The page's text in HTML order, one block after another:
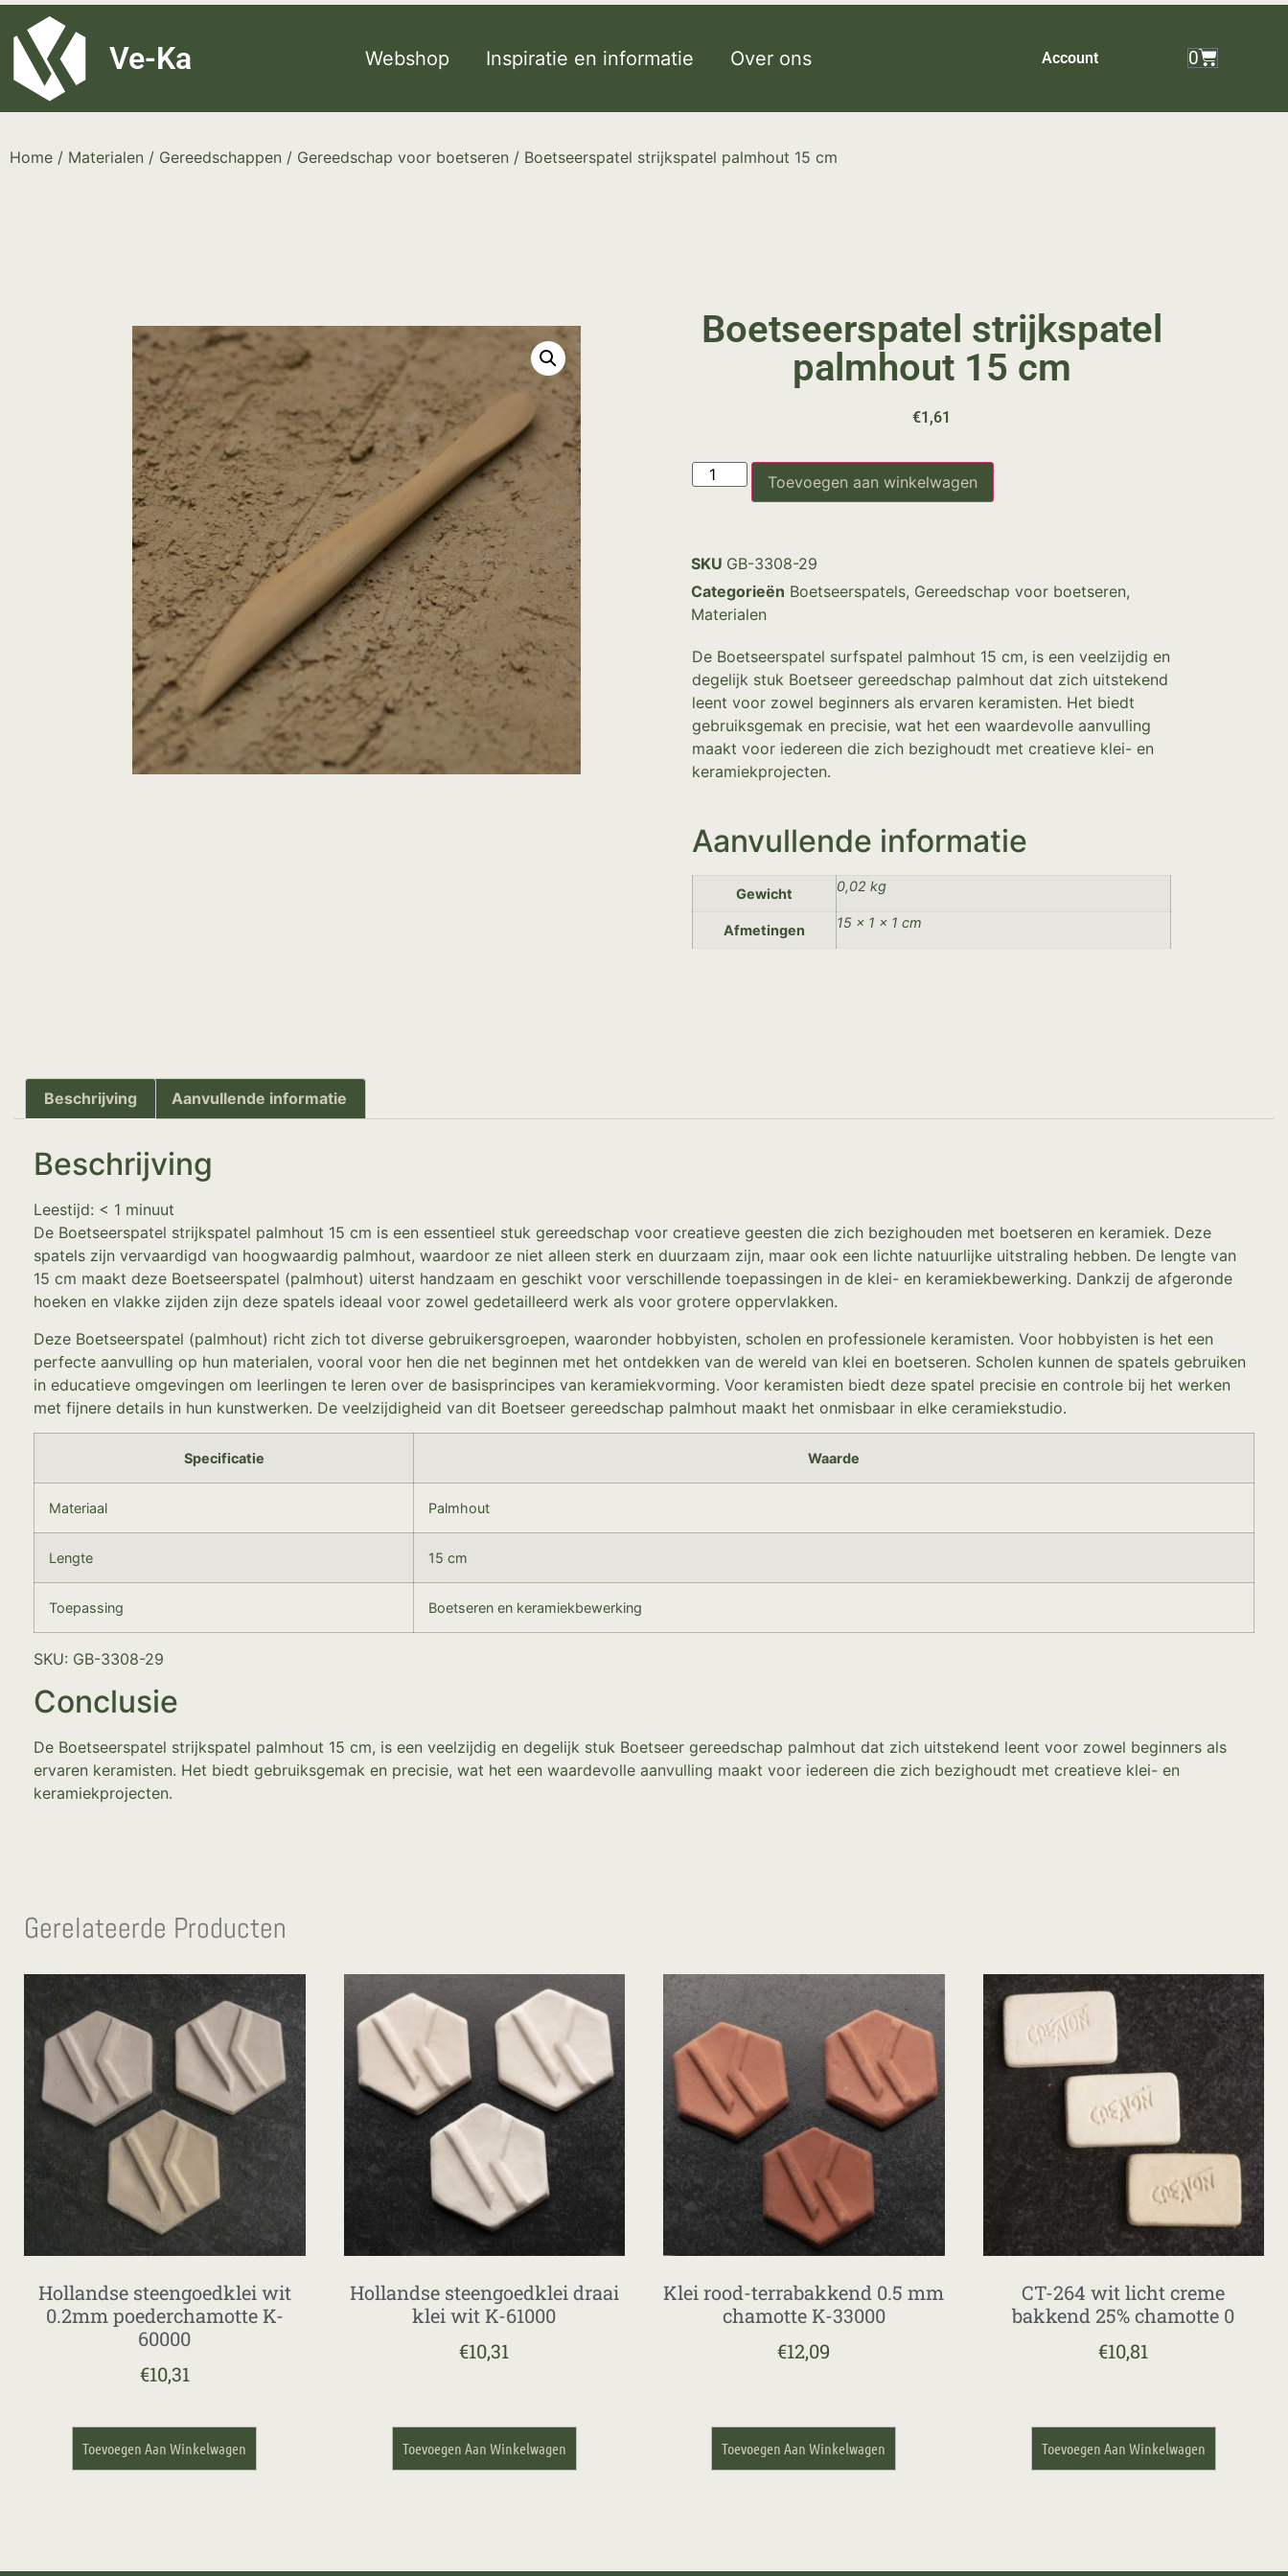
G-8P7N3X5BJ9
Ve-Ka Webshop Inspiratie en informatie Over ons Account 0
Home / Materialen / Gereedschappen / Gereedschap voor boetseren / Boetseerspatel strijkspatel palmhout 15 cm
Boetseerspatel strijkspatel
palmhout 15 cm
€1,61
Toevoegen aan winkelwagen
SKU GB-3308-29
Categorieën Boetseerspatels, Gereedschap voor boetseren,
Materialen
De Boetseerspatel surfspatel palmhout 15 cm, is een veelzijdig en
degelijk stuk Boetseer gereedschap palmhout dat zich uitstekend
leent voor zowel beginners als ervaren keramisten. Het biedt
gebruiksgemak en precisie, wat het een waardevolle aanvulling
maakt voor iedereen die zich bezighoudt met creatieve klei- en
keramiekprojecten.
Aanvullende informatie
Gewicht 0,02 kg
Afmetingen 15 × 1 × 1 cm
Beschrijving Aanvullende informatie
Beschrijving
Leestijd: < 1 minuut
De Boetseerspatel strijkspatel palmhout 15 cm is een essentieel stuk gereedschap voor creatieve geesten die zich bezighouden met boetseren en keramiek. Deze
spatels zijn vervaardigd van hoogwaardig palmhout, waardoor ze niet alleen sterk en duurzaam zijn, maar ook een lichte natuurlijke uitstraling hebben. De lengte van
15 cm maakt deze Boetseerspatel (palmhout) uiterst handzaam en geschikt voor verschillende toepassingen in de klei- en keramiekbewerking. Dankzij de afgeronde
hoeken en vlakke zijden zijn deze spatels ideaal voor zowel gedetailleerd werk als voor grotere oppervlakken.
Deze Boetseerspatel (palmhout) richt zich tot diverse gebruikersgroepen, waaronder hobbyisten, scholen en professionele keramisten. Voor hobbyisten is het een
perfecte aanvulling op hun materialen, vooral voor hen die net beginnen met het ontdekken van de wereld van klei en boetseren. Scholen kunnen de spatels gebruiken
in educatieve omgevingen om leerlingen te leren over de basisprincipes van keramiekvorming. Voor keramisten biedt deze spatel precisie en controle bij het werken
met fijnere details in hun kunstwerken. De veelzijdigheid van dit Boetseer gereedschap palmhout maakt het onmisbaar in elke ceramiekstudio.
Specificatie Waarde
Materiaal Palmhout
Lengte 15 cm
Toepassing Boetseren en keramiekbewerking
SKU: GB-3308-29
Conclusie
De Boetseerspatel strijkspatel palmhout 15 cm, is een veelzijdig en degelijk stuk Boetseer gereedschap palmhout dat zich uitstekend leent voor zowel beginners als
ervaren keramisten. Het biedt gebruiksgemak en precisie, wat het een waardevolle aanvulling maakt voor iedereen die zich bezighoudt met creatieve klei- en
keramiekprojecten.
Gerelateerde Producten
Hollandse steengoedklei wit
0.2mm poederchamotte K-
60000
€10,31
Toevoegen Aan Winkelwagen
Hollandse steengoedklei draai
klei wit K-61000
€10,31
Toevoegen Aan Winkelwagen
Klei rood-terrabakkend 0.5 mm
chamotte K-33000
€12,09
Toevoegen Aan Winkelwagen
CT-264 wit licht creme
bakkend 25% chamotte 0
€10,81
Toevoegen Aan Winkelwagen